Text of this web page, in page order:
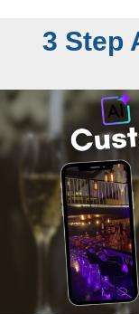
3 Step